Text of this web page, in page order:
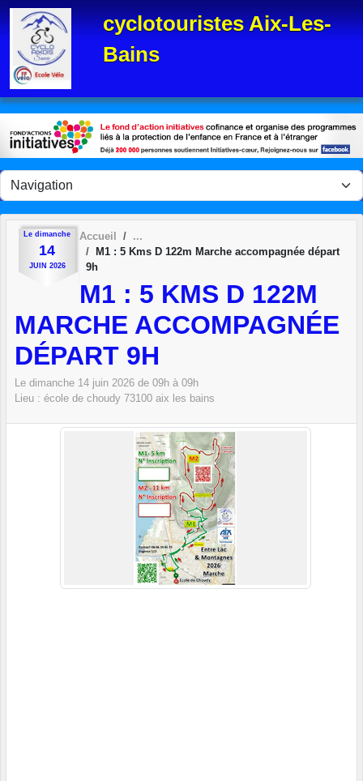
cyclotouristes Aix-Les-
Bains
Le dimanche
14
JUIN 2026
Accueil
M1 : 5 Kms D 122m Marche accompagnée départ
9h
M1 : 5 KMS D 122M
MARCHE ACCOMPAGNÉE
DÉPART 9H
Le dimanche 14 juin 2026 de 09h à 09h
Lieu : école de choudy 73100 aix les bains
Panneau de gestion des cookies